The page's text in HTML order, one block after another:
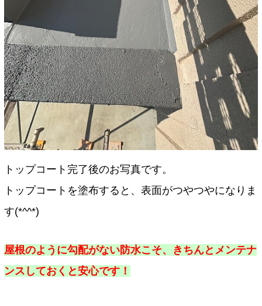
トップコート完了後のお写真です。
トップコートを塗布すると、表面がつやつやになりま
す(*^^*)
屋根のように勾配がない防水こそ、きちんとメンテナ
ンスしておくと安心です！